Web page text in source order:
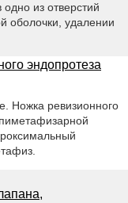
из отверстий
оболочки, удалении
эндопротеза
Ножка ревизионного